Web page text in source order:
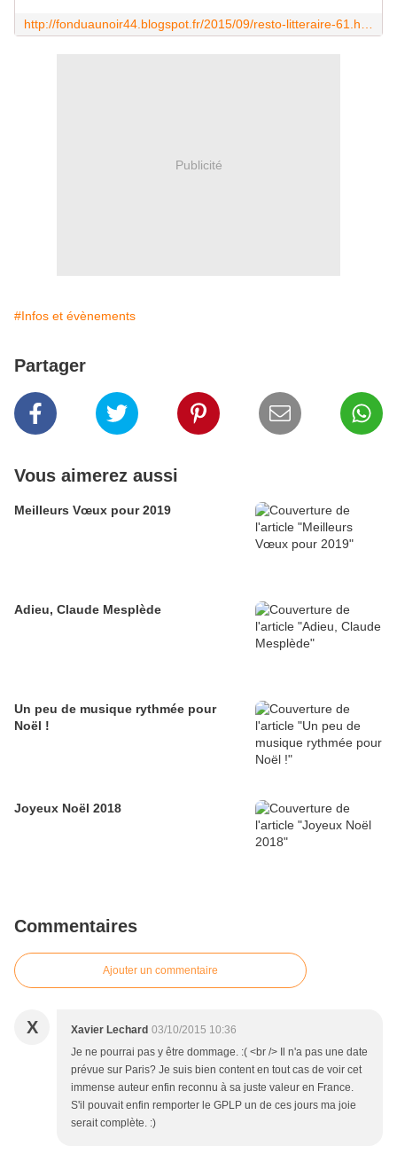
Publicité
#Infos et évènements
Partager
Vous aimerez aussi
Meilleurs Vœux pour 2019
Adieu, Claude Mesplède
Un peu de musique rythmée pour
Noël !
Joyeux Noël 2018
Commentaires
Ajouter un commentaire
X Xavier Lechard 03/10/2015 10:36
Je ne pourrai pas y être dommage. :( <br /> Il n'a pas une date
prévue sur Paris? Je suis bien content en tout cas de voir cet
immense auteur enfin reconnu à sa juste valeur en France.
S'il pouvait enfin remporter le GPLP un de ces jours ma joie
serait complète. :)